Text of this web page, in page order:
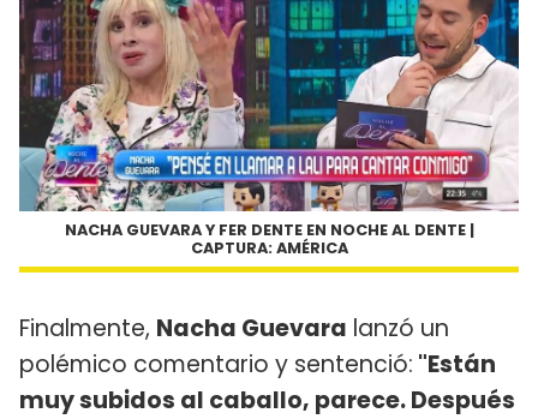
NACHA GUEVARA Y FER DENTE EN NOCHE AL DENTE |
CAPTURA: AMÉRICA
Finalmente, Nacha Guevara lanzó un
polémico comentario y sentenció: "Están
muy subidos al caballo, parece. Después